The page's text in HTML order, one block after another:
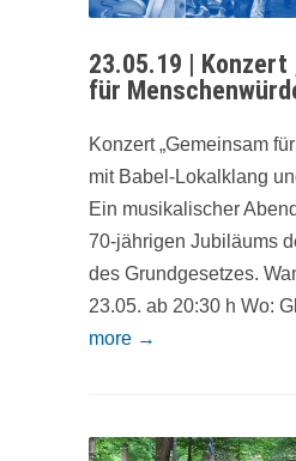
23.05.19 | Konzert
für
Konzert „Gemeinsam
mit Babel-Lokalklang
Ein musikalischer
70-jährigen Jubiläums
des Grundgesetzes.
23.05. ab 20:30 h Wo:
more →